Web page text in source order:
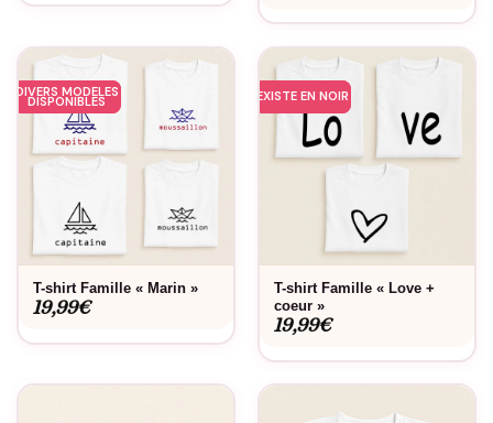
DIVERS MODELES
DISPONIBLES
T-shirt Famille « Marin »
19,99€
EXISTE EN NOIR
T-shirt Famille « Love +
coeur »
19,99€